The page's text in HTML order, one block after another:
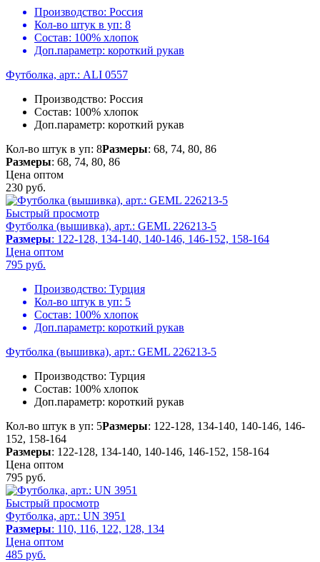
Производство: Россия
Кол-во штук в уп: 8
Состав: 100% хлопок
Доп.параметр: короткий рукав
Футболка, арт.: ALI 0557
Производство: Россия
Состав: 100% хлопок
Доп.параметр: короткий рукав
Кол-во штук в уп: 8Размеры: 68, 74, 80, 86
Размеры: 68, 74, 80, 86
Цена оптом
230 руб.
Быстрый просмотр
Футболка (вышивка), арт.: GEML 226213-5
Размеры: 122-128, 134-140, 140-146, 146-152, 158-164
Цена оптом
795 руб.
Производство: Турция
Кол-во штук в уп: 5
Состав: 100% хлопок
Доп.параметр: короткий рукав
Футболка (вышивка), арт.: GEML 226213-5
Производство: Турция
Состав: 100% хлопок
Доп.параметр: короткий рукав
Кол-во штук в уп: 5Размеры: 122-128, 134-140, 140-146, 146-
152, 158-164
Размеры: 122-128, 134-140, 140-146, 146-152, 158-164
Цена оптом
795 руб.
Быстрый просмотр
Футболка, арт.: UN 3951
Размеры: 110, 116, 122, 128, 134
Цена оптом
485 руб.